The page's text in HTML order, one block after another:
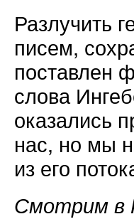
Разлучить
писем,
поставлен
слова
оказались
нас, но мы
из его
Смотрим в